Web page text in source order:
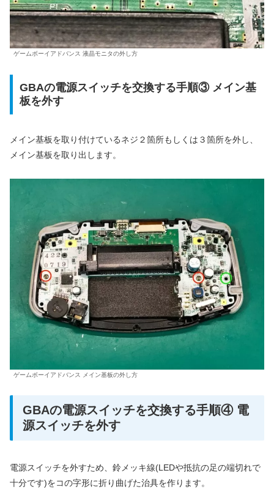
ゲームボーイアドバンス 液晶モニタの外し方
GBAの電源スイッチを交換する手順③ メイン基
板を外す
メイン基板を取り付けているネジ２箇所もしくは３箇所を外し、
メイン基板を取り出します。
ゲームボーイアドバンス メイン基板の外し方
GBAの電源スイッチを交換する手順④ 電
源スイッチを外す
電源スイッチを外すため、鈴メッキ線(LEDや抵抗の足の端切れで
十分です)をコの字形に折り曲げた治具を作ります。